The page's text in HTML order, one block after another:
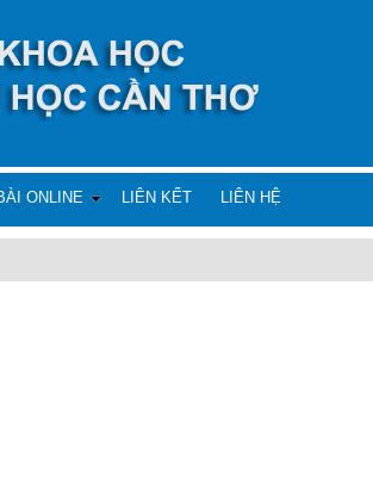
ONLINE LIÊN KẾT LIÊN HỆ